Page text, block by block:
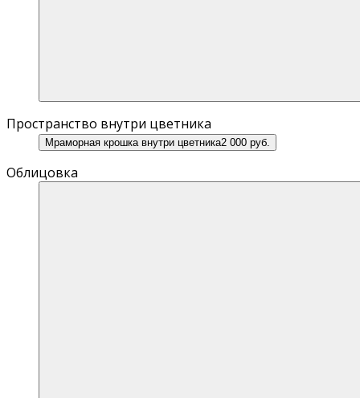
Пространство внутри цветника
Мраморная крошка внутри цветника2 000 руб.
Облицовка